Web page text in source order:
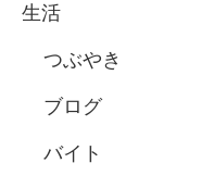
生活
つぶやき
ブログ
バイト